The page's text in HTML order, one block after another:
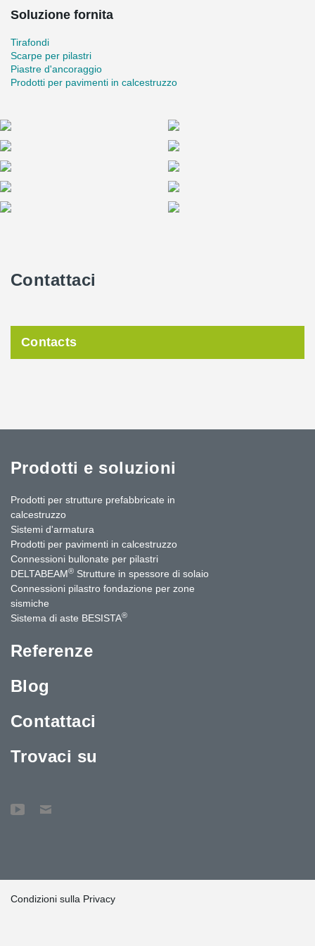
Soluzione fornita
Tirafondi
Scarpe per pilastri
Piastre d'ancoraggio
Prodotti per pavimenti in calcestruzzo
Contattaci
Contacts
Prodotti e soluzioni
Prodotti per strutture prefabbricate in
calcestruzzo
Sistemi d'armatura
Prodotti per pavimenti in calcestruzzo
Connessioni bullonate per pilastri
DELTABEAM® Strutture in spessore di solaio
Connessioni pilastro fondazione per zone
sismiche
Sistema di aste BESISTA®
Referenze
Blog
Contattaci
Trovaci su
Condizioni sulla Privacy